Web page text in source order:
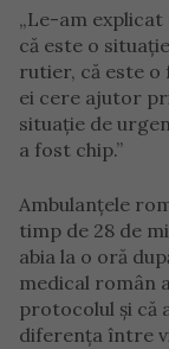
„Le-am
că este o
rutier, că este o
ei cere ajutor
situație de
a fost chip.”
Ambulanțele
timp de 28 de
abia la o oră
medical român
protocolul și că
diferența între